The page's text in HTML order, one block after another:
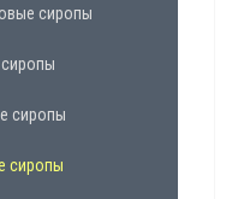
сиропы
сиропы
сиропы